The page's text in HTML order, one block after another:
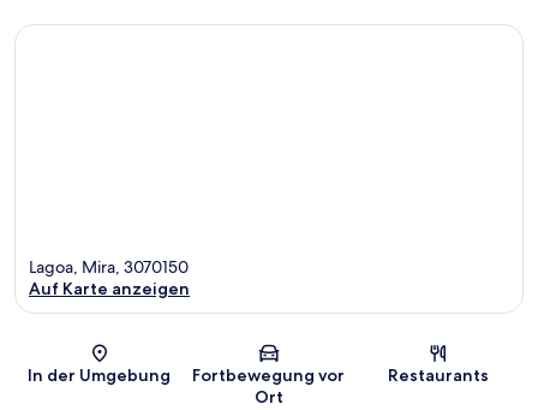
Karte
Lagoa, Mira, 3070150
Auf Karte anzeigen
In der Umgebung
Fortbewegung vor
Ort
Restaurants